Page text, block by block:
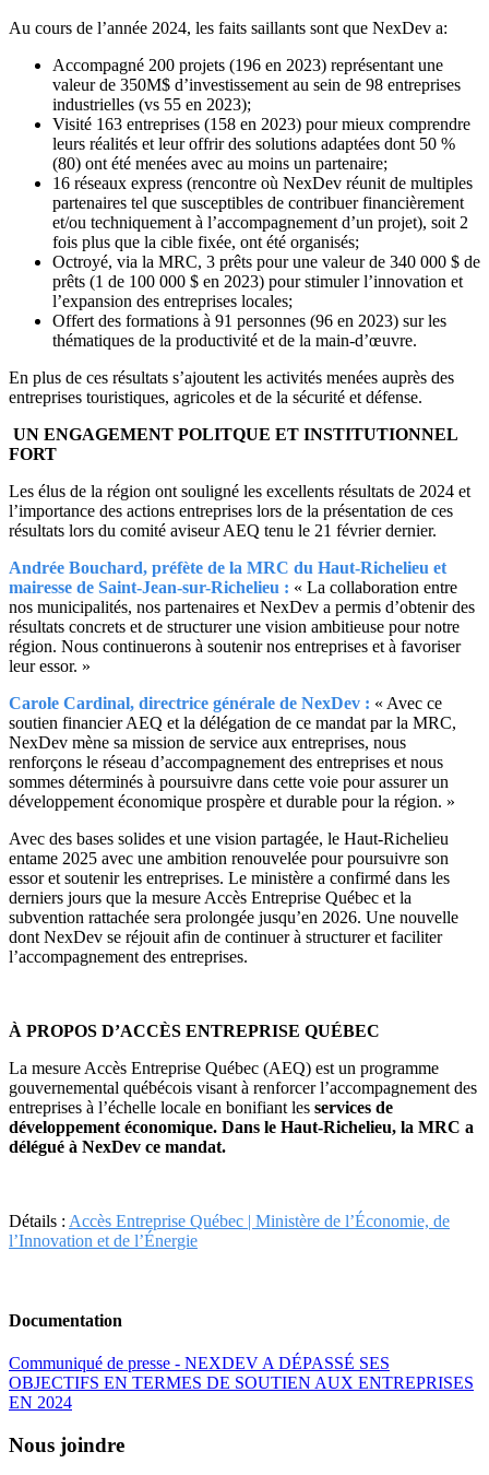
Au cours de l’année 2024, les faits saillants sont que NexDev a:
Accompagné 200 projets (196 en 2023) représentant une
valeur de 350M$ d’investissement au sein de 98 entreprises
industrielles (vs 55 en 2023);
Visité 163 entreprises (158 en 2023) pour mieux comprendre
leurs réalités et leur offrir des solutions adaptées dont 50 %
(80) ont été menées avec au moins un partenaire;
16 réseaux express (rencontre où NexDev réunit de multiples
partenaires tel que susceptibles de contribuer financièrement
et/ou techniquement à l’accompagnement d’un projet), soit 2
fois plus que la cible fixée, ont été organisés;
Octroyé, via la MRC, 3 prêts pour une valeur de 340 000 $ de
prêts (1 de 100 000 $ en 2023) pour stimuler l’innovation et
l’expansion des entreprises locales;
Offert des formations à 91 personnes (96 en 2023) sur les
thématiques de la productivité et de la main-d’œuvre.
En plus de ces résultats s’ajoutent les activités menées auprès des
entreprises touristiques, agricoles et de la sécurité et défense.
UN ENGAGEMENT POLITQUE ET INSTITUTIONNEL
FORT
Les élus de la région ont souligné les excellents résultats de 2024 et
l’importance des actions entreprises lors de la présentation de ces
résultats lors du comité aviseur AEQ tenu le 21 février dernier.
Andrée Bouchard, préfète de la MRC du Haut-Richelieu et
mairesse de Saint-Jean-sur-Richelieu : « La collaboration entre
nos municipalités, nos partenaires et NexDev a permis d’obtenir des
résultats concrets et de structurer une vision ambitieuse pour notre
région. Nous continuerons à soutenir nos entreprises et à favoriser
leur essor. »
Carole Cardinal, directrice générale de NexDev : « Avec ce
soutien financier AEQ et la délégation de ce mandat par la MRC,
NexDev mène sa mission de service aux entreprises, nous
renforçons le réseau d’accompagnement des entreprises et nous
sommes déterminés à poursuivre dans cette voie pour assurer un
développement économique prospère et durable pour la région. »
Avec des bases solides et une vision partagée, le Haut-Richelieu
entame 2025 avec une ambition renouvelée pour poursuivre son
essor et soutenir les entreprises. Le ministère a confirmé dans les
derniers jours que la mesure Accès Entreprise Québec et la
subvention rattachée sera prolongée jusqu’en 2026. Une nouvelle
dont NexDev se réjouit afin de continuer à structurer et faciliter
l’accompagnement des entreprises.
À PROPOS D’ACCÈS ENTREPRISE QUÉBEC
La mesure Accès Entreprise Québec (AEQ) est un programme
gouvernemental québécois visant à renforcer l’accompagnement des
entreprises à l’échelle locale en bonifiant les services de
développement économique. Dans le Haut-Richelieu, la MRC a
délégué à NexDev ce mandat.
Détails : Accès Entreprise Québec | Ministère de l’Économie, de
l’Innovation et de l’Énergie
Documentation
Communiqué de presse - NEXDEV A DÉPASSÉ SES
OBJECTIFS EN TERMES DE SOUTIEN AUX ENTREPRISES
EN 2024
Nous joindre